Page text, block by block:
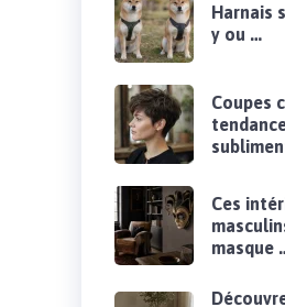
Harnais
y ou …
Coupes
Ces
masque